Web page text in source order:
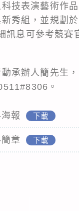
技表演藝術作
秀組，並規劃
息可參考競賽
承辦人簡先生，
。
報 下載
章 下載